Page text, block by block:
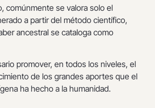
comúnmente se valora solo el
a partir del método científico,
ancestral se cataloga como
promover, en todos los niveles, el
de los grandes aportes que el
ha hecho a la humanidad.